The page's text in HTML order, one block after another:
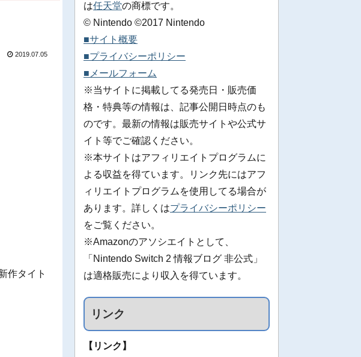
2019.07.05
作タイト
は任天堂の商標です。
© Nintendo ©2017 Nintendo
■サイト概要
■プライバシーポリシー
■メールフォーム
※当サイトに掲載してる発売日・販売価
格・特典等の情報は、記事公開日時点のも
のです。最新の情報は販売サイトや公式サ
イト等でご確認ください。
※本サイトはアフィリエイトプログラムに
よる収益を得ています。リンク先にはアフ
ィリエイトプログラムを使用してる場合が
あります。詳しくはプライバシーポリシー
をご覧ください。
※Amazonのアソシエイトとして、
「Nintendo Switch 2 情報ブログ 非公式」
は適格販売により収入を得ています。
リンク
【リンク】